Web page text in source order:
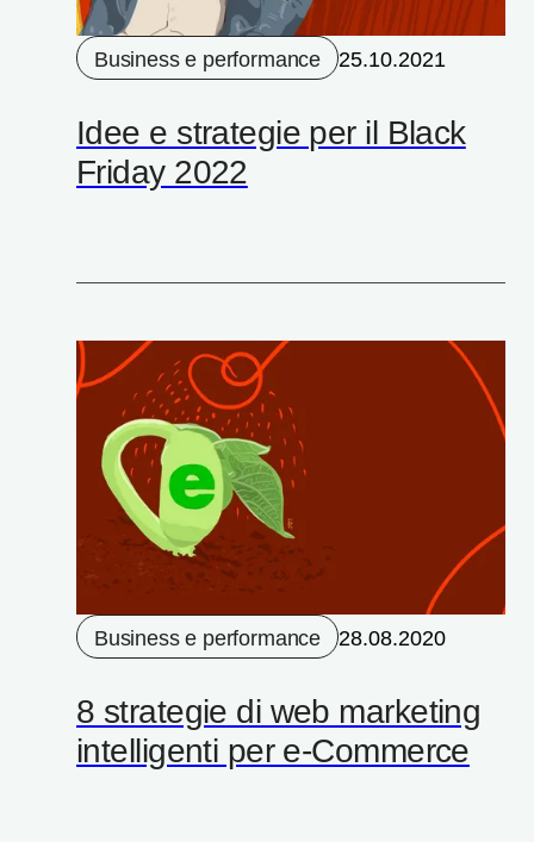
Business e performance 25.10.2021
​Idee e strategie per il Black
Friday 2022
Business e performance 28.08.2020
8 strategie di web marketing
intelligenti per e-Commerce